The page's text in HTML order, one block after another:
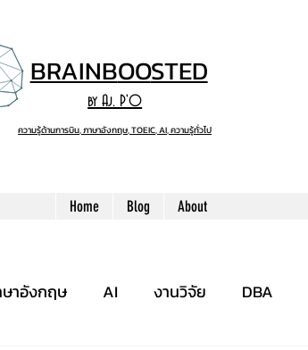
BRAINBOOSTED
by Aj. P'O
ความรู้ด้านการบิน, ภาษาอังกฤษ, TOEIC, AI, ความรู้ทั่วไป
Home Blog About
าอังกฤษ AI งานวิจัย DBA